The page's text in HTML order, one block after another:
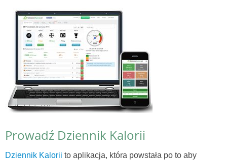
Prowadź Dziennik Kalorii
Dziennik Kalorii to aplikacja, która powstała po to aby